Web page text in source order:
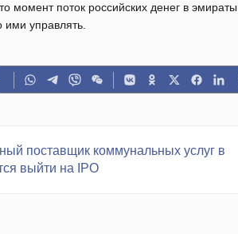
момент поток российских денег в
управлять.
поставщик коммунальных услуг в
выйти на IPO